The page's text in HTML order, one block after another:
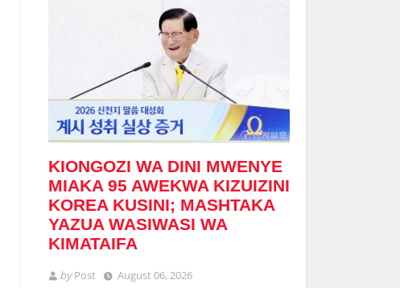
KIONGOZI WA DINI MWENYE
MIAKA 95 AWEKWA KIZUIZINI
KOREA KUSINI; MASHTAKA
YAZUA WASIWASI WA
KIMATAIFA
byPost August 06, 2026